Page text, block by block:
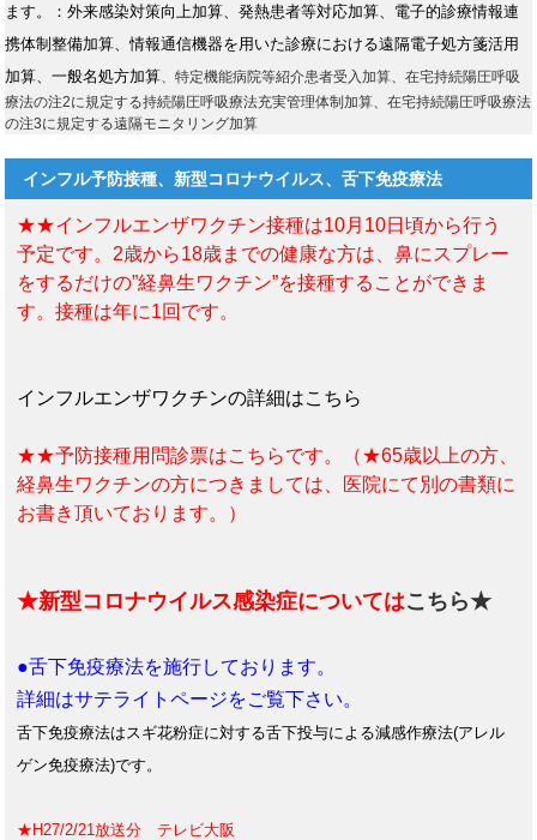
ます。：外来感染対策向上加算、発熱患者等対応加算、電子的診療情報連
携体制整備加算、情報通信機器を用いた診療における遠隔電子処方箋活用
加算、一般名処方加算 、特定機能病院等紹介患者受入加算、在宅持続陽圧呼吸
療法の注2に規定する持続陽圧呼吸療法充実管理体制加算、在宅持続陽圧呼吸療法
の注3に規定する遠隔モニタリング加算
インフル予防接種、新型コロナウイルス、舌下免疫療法
★★インフルエンザワクチン接種は10月10日頃から行う
予定です。2歳から18歳までの健康な方は、鼻にスプレー
をするだけの”経鼻生ワクチン”を接種することができま
す。接種は年に1回です。
インフルエンザワクチンの詳細はこちら
★★予防接種用問診票はこちらです。（★65歳以上の方、
経鼻生ワクチンの方につきましては、医院にて別の書類に
お書き頂いております。）
★新型コロナウイルス感染症についてはこちら★
●舌下免疫療法を施行しております。
詳細はサテライトページをご覧下さい。
舌下免疫療法はスギ花粉症に対する舌下投与による減感作療法(アレル
ゲン免疫療法)です。
★H27/2/21放送分 テレビ大阪